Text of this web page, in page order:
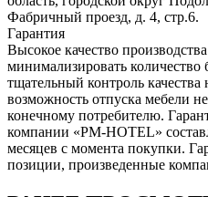
Фабричный проезд, д. 4, стр.6.
Гарантия
Высокое качество
минимализировать
тщательный контроль
возможность отпуска мебели
конечному потребителю.
компании «PM-HOTEL»
месяцев с момента покупки.
позиции, произведенные